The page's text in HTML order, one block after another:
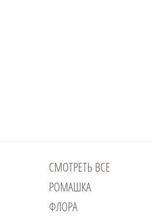
СМОТРЕТЬ ВСЕ
РОМАШКА
ФЛОРА